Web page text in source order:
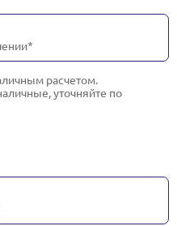
расчетом.
уточняйте по